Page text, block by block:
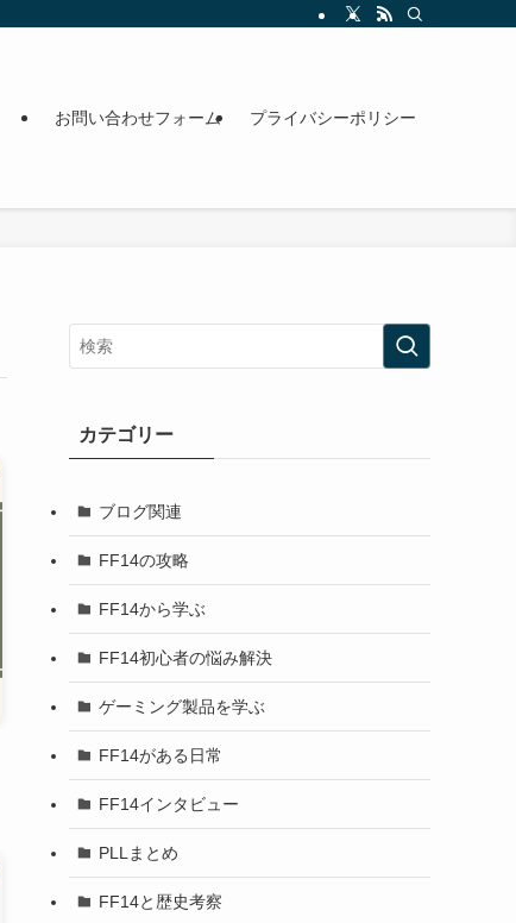
お問い合わせフォーム プライバシーポリシー
カテゴリー
ブログ関連
FF14の攻略
FF14から学ぶ
FF14初心者の悩み解決
ゲーミング製品を学ぶ
FF14がある日常
FF14インタビュー
PLLまとめ
FF14と歴史考察